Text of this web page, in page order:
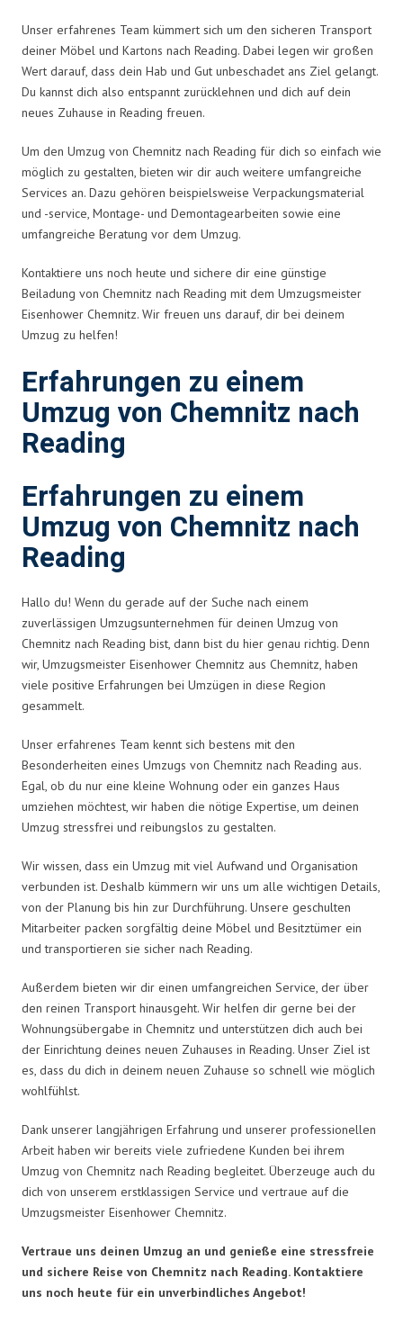
Unser erfahrenes Team kümmert sich um den sicheren Transport
deiner Möbel und Kartons nach Reading. Dabei legen wir großen
Wert darauf, dass dein Hab und Gut unbeschadet ans Ziel gelangt.
Du kannst dich also entspannt zurücklehnen und dich auf dein
neues Zuhause in Reading freuen.
Um den Umzug von Chemnitz nach Reading für dich so einfach wie
möglich zu gestalten, bieten wir dir auch weitere umfangreiche
Services an. Dazu gehören beispielsweise Verpackungsmaterial
und -service, Montage- und Demontagearbeiten sowie eine
umfangreiche Beratung vor dem Umzug.
Kontaktiere uns noch heute und sichere dir eine günstige
Beiladung von Chemnitz nach Reading mit dem Umzugsmeister
Eisenhower Chemnitz. Wir freuen uns darauf, dir bei deinem
Umzug zu helfen!
Erfahrungen zu einem
Umzug von Chemnitz nach
Reading
Erfahrungen zu einem
Umzug von Chemnitz nach
Reading
Hallo du! Wenn du gerade auf der Suche nach einem
zuverlässigen Umzugsunternehmen für deinen Umzug von
Chemnitz nach Reading bist, dann bist du hier genau richtig. Denn
wir, Umzugsmeister Eisenhower Chemnitz aus Chemnitz, haben
viele positive Erfahrungen bei Umzügen in diese Region
gesammelt.
Unser erfahrenes Team kennt sich bestens mit den
Besonderheiten eines Umzugs von Chemnitz nach Reading aus.
Egal, ob du nur eine kleine Wohnung oder ein ganzes Haus
umziehen möchtest, wir haben die nötige Expertise, um deinen
Umzug stressfrei und reibungslos zu gestalten.
Wir wissen, dass ein Umzug mit viel Aufwand und Organisation
verbunden ist. Deshalb kümmern wir uns um alle wichtigen Details,
von der Planung bis hin zur Durchführung. Unsere geschulten
Mitarbeiter packen sorgfältig deine Möbel und Besitztümer ein
und transportieren sie sicher nach Reading.
Außerdem bieten wir dir einen umfangreichen Service, der über
den reinen Transport hinausgeht. Wir helfen dir gerne bei der
Wohnungsübergabe in Chemnitz und unterstützen dich auch bei
der Einrichtung deines neuen Zuhauses in Reading. Unser Ziel ist
es, dass du dich in deinem neuen Zuhause so schnell wie möglich
wohlfühlst.
Dank unserer langjährigen Erfahrung und unserer professionellen
Arbeit haben wir bereits viele zufriedene Kunden bei ihrem
Umzug von Chemnitz nach Reading begleitet. Überzeuge auch du
dich von unserem erstklassigen Service und vertraue auf die
Umzugsmeister Eisenhower Chemnitz.
Vertraue uns deinen Umzug an und genieße eine stressfreie
und sichere Reise von Chemnitz nach Reading. Kontaktiere
uns noch heute für ein unverbindliches Angebot!